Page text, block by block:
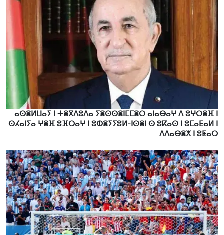
ⴰⵙⴻⵍⵡⴰⵢ ⵏ ⵜⴻⴳⴷⵓⴷⴰ ⵢⴻⵙⵙⴻⵏⵎⵎⴻⵔ ⴰⵏⴰⴱⴰⵖ ⴷ ⵓⵖⵔⴻⴼ ⵏ
ⵙⵃⴰⵏⵢⴰ ⵖⴻⴼ ⵓⴼⵔⴰⵖ ⵏ ⵓⵀⴻⵢⵢⵓⵍ-ⵏⵙⴻⵏ ⵙ ⵓⴽⴰⵙ ⵏ ⵓⵎⴰⴹⴰⵍ ⵏ
ⴷⴷⴰⴱⴻⵅ ⵏ ⵓⵟⴰⵔ